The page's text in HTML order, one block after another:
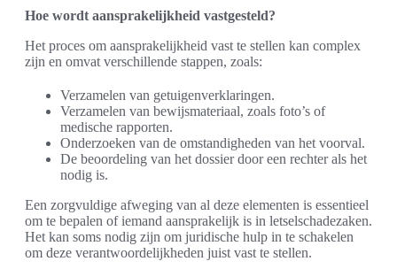
Hoe wordt aansprakelijkheid vastgesteld?
Het proces om aansprakelijkheid vast te stellen kan complex
zijn en omvat verschillende stappen, zoals:
Verzamelen van getuigenverklaringen.
Verzamelen van bewijsmateriaal, zoals foto’s of
medische rapporten.
Onderzoeken van de omstandigheden van het voorval.
De beoordeling van het dossier door een rechter als het
nodig is.
Een zorgvuldige afweging van al deze elementen is essentieel
om te bepalen of iemand aansprakelijk is in letselschadezaken.
Het kan soms nodig zijn om juridische hulp in te schakelen
om deze verantwoordelijkheden juist vast te stellen.